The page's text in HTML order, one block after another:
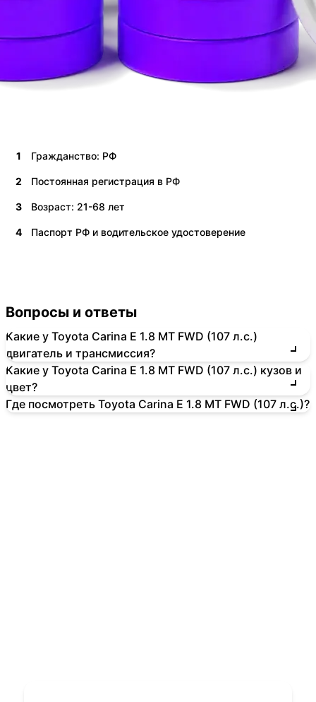
1 Гражданство: РФ
2 Постоянная регистрация в РФ
3 Возраст: 21-68 лет
4 Паспорт РФ и водительское удостоверение
Вопросы и ответы
Какие у Toyota Carina E 1.8 MT FWD (107 л.с.)
двигатель и трансмиссия?
Какие у Toyota Carina E 1.8 MT FWD (107 л.с.) кузов и
цвет?
Где посмотреть Toyota Carina E 1.8 MT FWD (107 л.с.)?